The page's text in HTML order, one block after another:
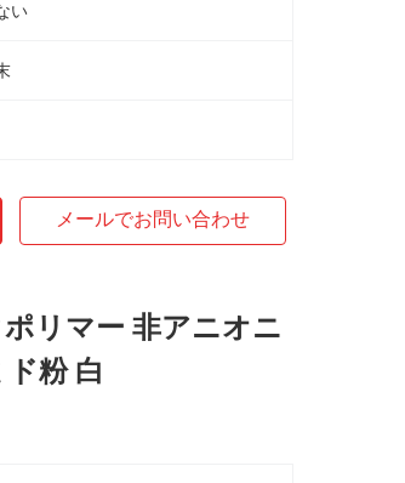
い
メールでお問い合わせ
リマー 非アニオニ
粉 白